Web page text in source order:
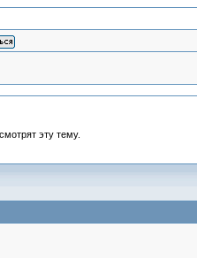
эту тему.